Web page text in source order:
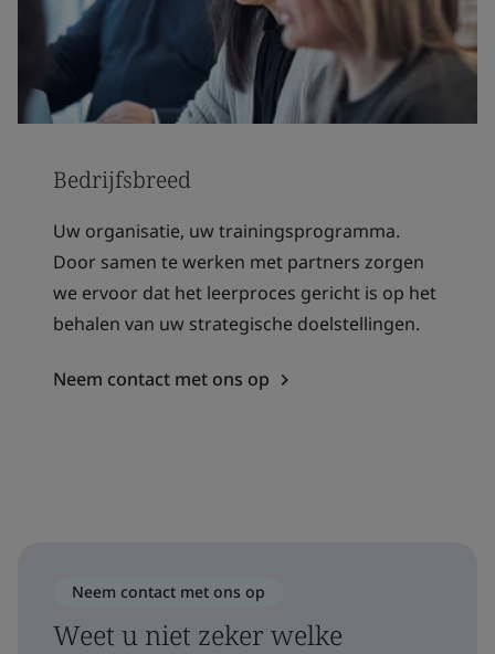
Bedrijfsbreed
Uw organisatie, uw trainingsprogramma.
Door samen te werken met partners zorgen
we ervoor dat het leerproces gericht is op het
behalen van uw strategische doelstellingen.
Neem contact met ons op
Neem contact met ons op
Weet u niet zeker welke